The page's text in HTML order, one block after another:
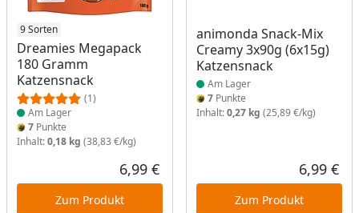
9 Sorten
Dreamies Megapack
180 Gramm
Katzensnack
(1)
Produkt am Lager
Am Lager
7 Punkte
Inhalt:0,18 kg (38,83 €/kg)
Aktueller Preis
6,99 €
Zum Produkt
animonda Snack-Mix
Creamy 3x90g (6x15g)
Katzensnack
Produkt am Lager
Am Lager
7Punkte
Inhalt:0,27 kg (25,89 €/kg)
6,99 €
Zum Produkt